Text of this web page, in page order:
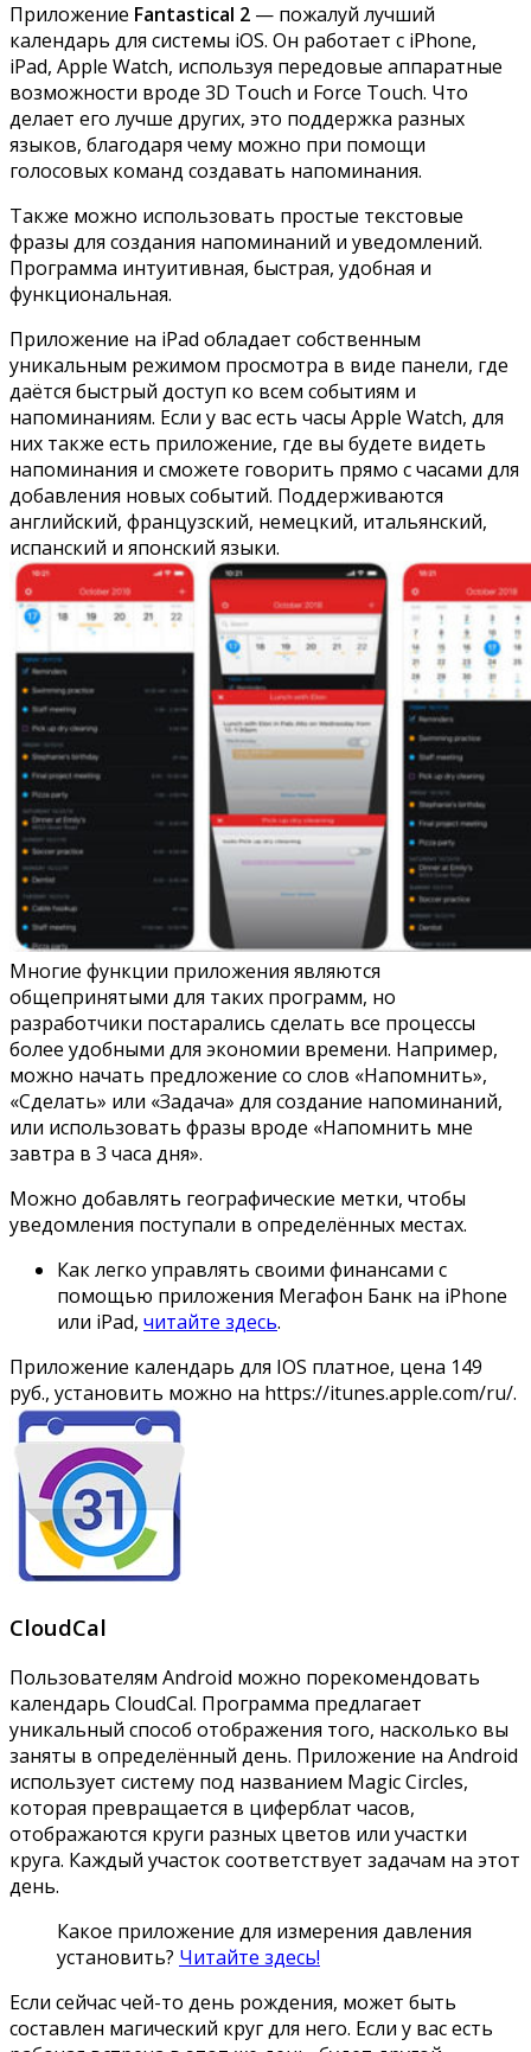
Приложение Fantastical 2 — пожалуй лучший
календарь для системы iOS. Он работает с iPhone,
iPad, Apple Watch, используя передовые аппаратные
возможности вроде 3D Touch и Force Touch. Что
делает его лучше других, это поддержка разных
языков, благодаря чему можно при помощи
голосовых команд создавать напоминания.
Также можно использовать простые текстовые
фразы для создания напоминаний и уведомлений.
Программа интуитивная, быстрая, удобная и
функциональная.
Приложение на iPad обладает собственным
уникальным режимом просмотра в виде панели, где
даётся быстрый доступ ко всем событиям и
напоминаниям. Если у вас есть часы Apple Watch, для
них также есть приложение, где вы будете видеть
напоминания и сможете говорить прямо с часами для
добавления новых событий. Поддерживаются
английский, французский, немецкий, итальянский,
испанский и японский языки.
Многие функции приложения являются
общепринятыми для таких программ, но
разработчики постарались сделать все процессы
более удобными для экономии времени. Например,
можно начать предложение со слов «Напомнить»,
«Сделать» или «Задача» для создание напоминаний,
или использовать фразы вроде «Напомнить мне
завтра в 3 часа дня».
Можно добавлять географические метки, чтобы
уведомления поступали в определённых местах.
Как легко управлять своими финансами с
помощью приложения Мегафон Банк на iPhone
или iPad, читайте здесь.
Приложение календарь для IOS платное, цена 149
руб., установить можно на https://itunes.apple.com/ru/.
CloudCal
Пользователям Android можно порекомендовать
календарь CloudCal. Программа предлагает
уникальный способ отображения того, насколько вы
заняты в определённый день. Приложение на Android
использует систему под названием Magic Circles,
которая превращается в циферблат часов,
отображаются круги разных цветов или участки
круга. Каждый участок соответствует задачам на этот
день.
Какое приложение для измерения давления
установить? Читайте здесь!
Если сейчас чей-то день рождения, может быть
составлен магический круг для него. Если у вас есть